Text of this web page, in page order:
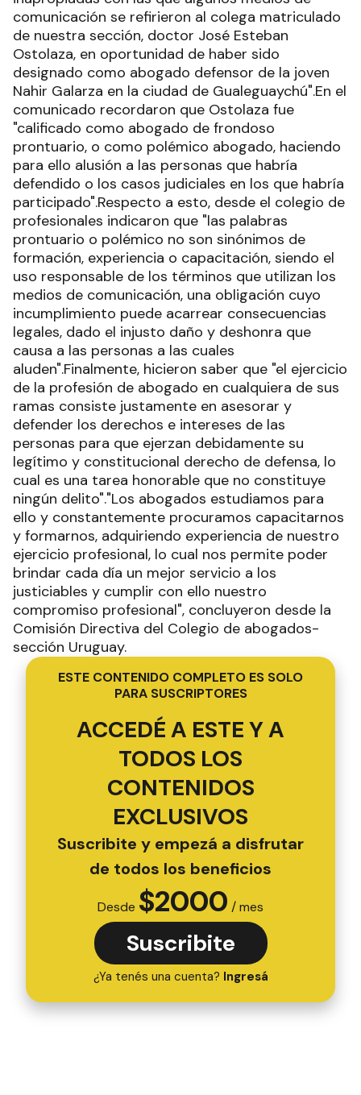
comunicación se refirieron al colega matriculado
de nuestra sección, doctor José Esteban
Ostolaza, en oportunidad de haber sido
designado como abogado defensor de la joven
Nahir Galarza en la ciudad de Gualeguaychú".En el
comunicado recordaron que Ostolaza fue
"calificado como abogado de frondoso
prontuario, o como polémico abogado, haciendo
para ello alusión a las personas que habría
defendido o los casos judiciales en los que habría
participado".Respecto a esto, desde el colegio de
profesionales indicaron que "las palabras
prontuario o polémico no son sinónimos de
formación, experiencia o capacitación, siendo el
uso responsable de los términos que utilizan los
medios de comunicación, una obligación cuyo
incumplimiento puede acarrear consecuencias
legales, dado el injusto daño y deshonra que
causa a las personas a las cuales
aluden".Finalmente, hicieron saber que "el ejercicio
de la profesión de abogado en cualquiera de sus
ramas consiste justamente en asesorar y
defender los derechos e intereses de las
personas para que ejerzan debidamente su
legítimo y constitucional derecho de defensa, lo
cual es una tarea honorable que no constituye
ningún delito"."Los abogados estudiamos para
ello y constantemente procuramos capacitarnos
y formarnos, adquiriendo experiencia de nuestro
ejercicio profesional, lo cual nos permite poder
brindar cada día un mejor servicio a los
justiciables y cumplir con ello nuestro
compromiso profesional", concluyeron desde la
Comisión Directiva del Colegio de abogados-
sección Uruguay.
ESTE CONTENIDO COMPLETO ES SOLO
PARA SUSCRIPTORES
ACCEDÉ A ESTE Y A
TODOS LOS
CONTENIDOS
EXCLUSIVOS
Suscribite y empezá a disfrutar
de todos los beneficios
Desde $2000 / mes
Suscribite
¿Ya tenés una cuenta? Ingresá